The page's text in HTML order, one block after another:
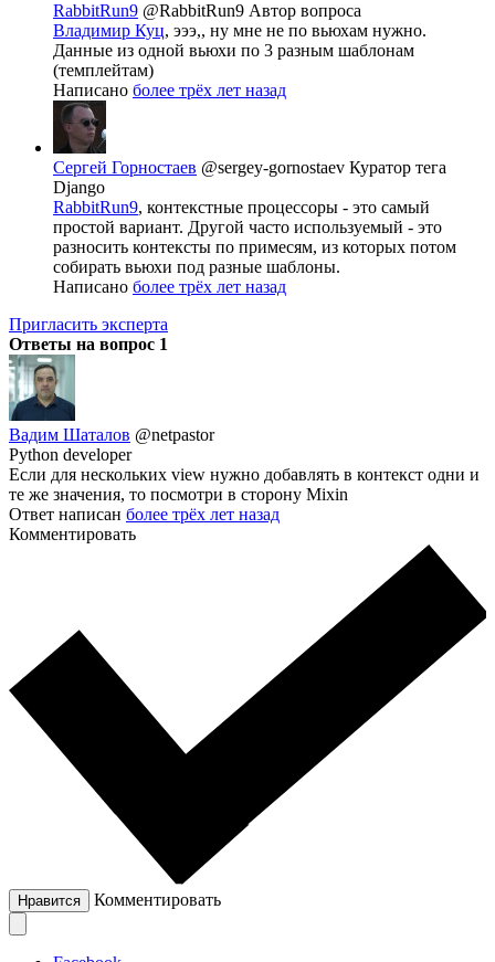
RabbitRun9 @RabbitRun9 Автор вопроса
Владимир Куц, эээ,, ну мне не по вьюхам нужно.
Данные из одной вьюхи по 3 разным шаблонам
(темплейтам)
Написано более трёх лет назад
Сергей Горностаев @sergey-gornostaev Куратор тега
Django
RabbitRun9, контекстные процессоры - это самый
простой вариант. Другой часто используемый - это
разносить контексты по примесям, из которых потом
собирать вьюхи под разные шаблоны.
Написано более трёх лет назад
Пригласить эксперта
Ответы на вопрос 1
Вадим Шаталов @netpastor
Python developer
Если для нескольких view нужно добавлять в контекст одни и
те же значения, то посмотри в сторону Mixin
Ответ написан более трёх лет назад
Комментировать
Нравится Комментировать